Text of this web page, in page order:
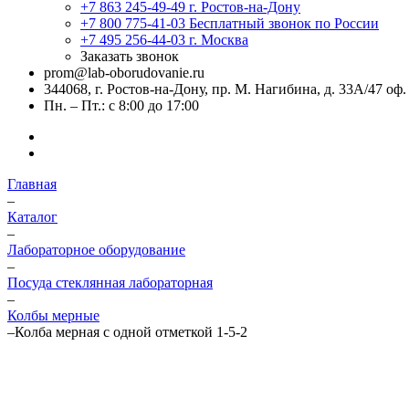
+7 863 245-49-49 г. Ростов-на-Дону
+7 800 775-41-03 Бесплатный звонок по России
+7 495 256-44-03 г. Москва
Заказать звонок
prom@lab-oborudovanie.ru
344068, г. Ростов-на-Дону, пр. М. Нагибина, д. 33А/47 оф.
Пн. – Пт.: с 8:00 до 17:00
Главная
–
Каталог
–
Лабораторное оборудование
–
Посуда стеклянная лабораторная
–
Колбы мерные
–Колба мерная с одной отметкой 1-5-2